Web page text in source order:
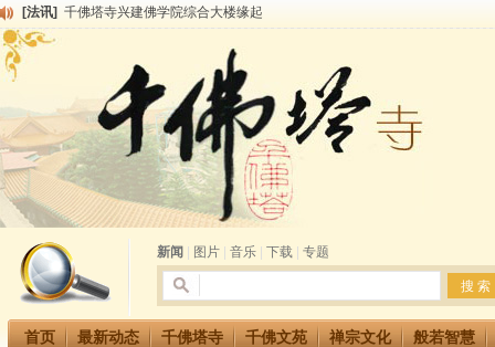
[法讯] 千佛塔寺兴建佛学院综合大楼缘起
[法讯]
千佛塔寺阅藏堂周末阅藏报名通知
清明节祭祖报恩地藏法会
[法讯]
本寺方丈上明下慧尼和尚开讲《六祖坛经》
[法讯] 2015-3-26师父于法堂对大众的开示
[法讯]
广东千佛塔寺云门佛学院女众部 2016年招生简章
[法讯]
恭请海涛法师莅临千佛塔寺弘法
[法讯]
2014年七月大法会 祈福息灾地藏七 冥阳两利普渡群蒙盂兰盆
[法讯] 千佛塔寺云门佛学院女众部2014年招生简章
新闻
图片 音乐 下载 专题
首页 最新动态 千佛塔寺 千佛文苑 禅宗文化 般若智慧